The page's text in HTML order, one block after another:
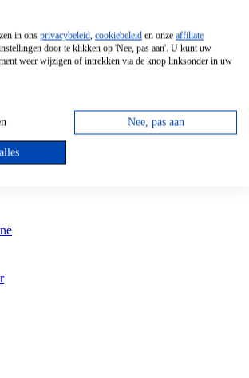
Kookplaat
in ons privacybeleid, cookiebeleid en onze affiliate
door te klikken op 'Nee, pas aan'. U kunt uw
weer wijzigen of intrekken via de knop linksonder in uw
Nee, pas aan